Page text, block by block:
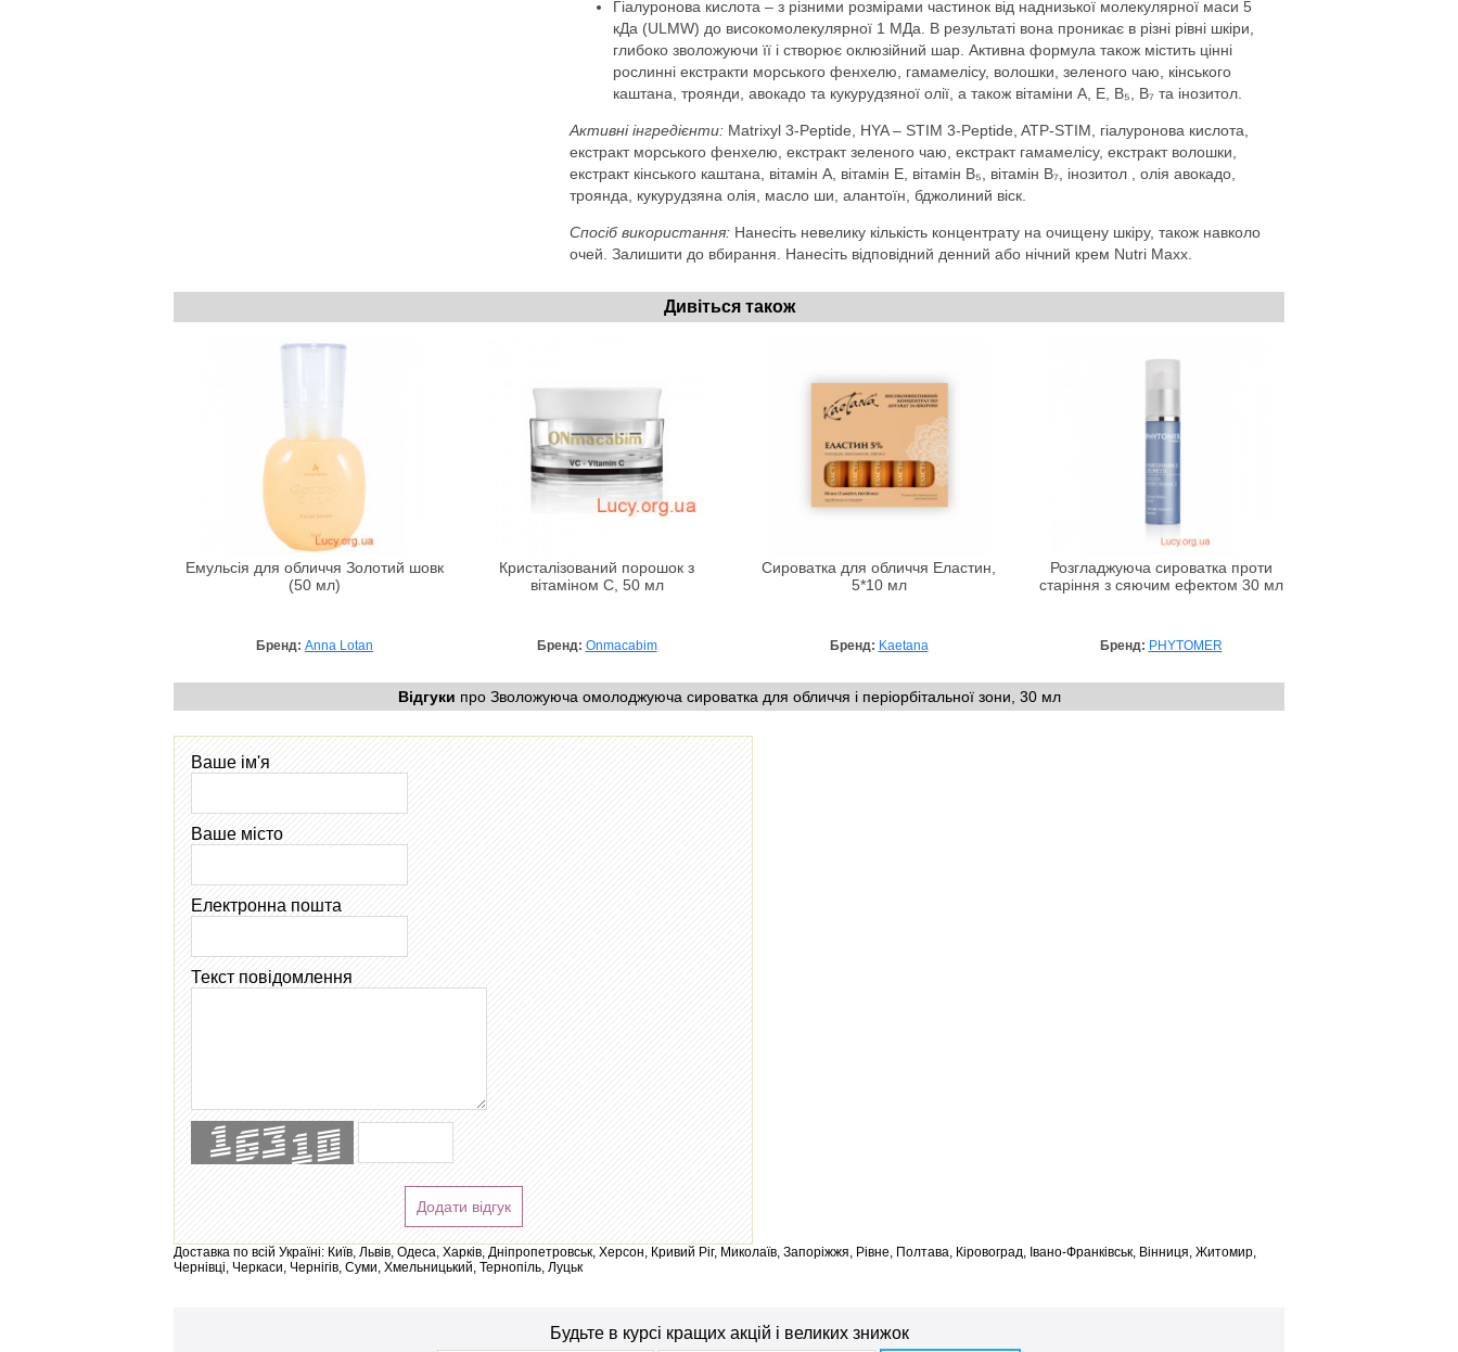
Гіалуронова кислота – з різними розмірами частинок від наднизької молекулярної маси 5
кДа (ULMW) до високомолекулярної 1 МДа. В результаті вона проникає в різні рівні шкіри,
глибоко зволожуючи її і створює оклюзійний шар. Активна формула також містить цінні
рослинні екстракти морського фенхелю, гамамелісу, волошки, зеленого чаю, кінського
каштана, троянди, авокадо та кукурудзяної олії, а також вітаміни A, E, B₅, B₇ та інозитол.
Активні інгредієнти: Matrixyl 3-Peptide, HYA – STIM 3-Peptide, ATP-STIM, гіалуронова кислота,
екстракт морського фенхелю, екстракт зеленого чаю, екстракт гамамелісу, екстракт волошки,
екстракт кінського каштана, вітамін A, вітамін E, вітамін B₅, вітамін B₇, інозитол , олія авокадо,
троянда, кукурудзяна олія, масло ши, алантоїн, бджолиний віск.
Спосіб використання: Нанесіть невелику кількість концентрату на очищену шкіру, також навколо
очей. Залишити до вбирання. Нанесіть відповідний денний або нічний крем Nutri Maxx.
Дивіться також
Емульсія для обличчя Золотий шовк
(50 мл)
Бренд: Anna Lotan
Кристалізований порошок з
вітаміном С, 50 мл
Бренд: Onmacabim
Сироватка для обличчя Еластин,
5*10 мл
Бренд: Kaetana
Розгладжуюча сироватка проти
старіння з сяючим ефектом 30 мл
Бренд: PHYTOMER
Відгуки про Зволожуюча омолоджуюча сироватка для обличчя і періорбітальної зони, 30 мл
Ваше ім'я
Ваше місто
Електронна пошта
Текст повідомлення
Додати відгук
Доставка по всій Україні: Київ, Львів, Одеса, Харків, Дніпропетровськ, Херсон, Кривий Ріг, Миколаїв, Запоріжжя, Рівне, Полтава, Кіровоград, Івано-Франківськ, Вінниця, Житомир,
Чернівці, Черкаси, Чернігів, Суми, Хмельницький, Тернопіль, Луцьк
Будьте в курсі кращих акцій і великих знижок